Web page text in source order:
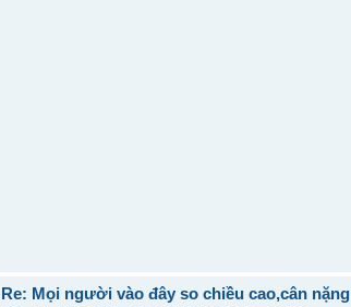
Re: Mọi người vào đây so chiều cao,cân nặng